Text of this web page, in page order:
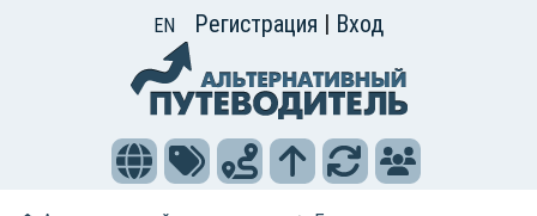
EN Регистрация | Вход